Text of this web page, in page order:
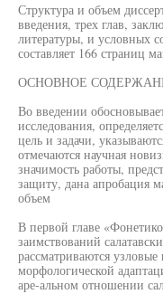
Структура и объем
введения, трех глав,
литературы, и условных
составляет 166 страниц
ОСНОВНОЕ
Во введении
исследования,
цель и задачи,
отмечаются научная
значимость работы,
защиту, дана апробация
объем
В первой главе
заимствований
рассматриваются
морфологической
аре-альном отношении